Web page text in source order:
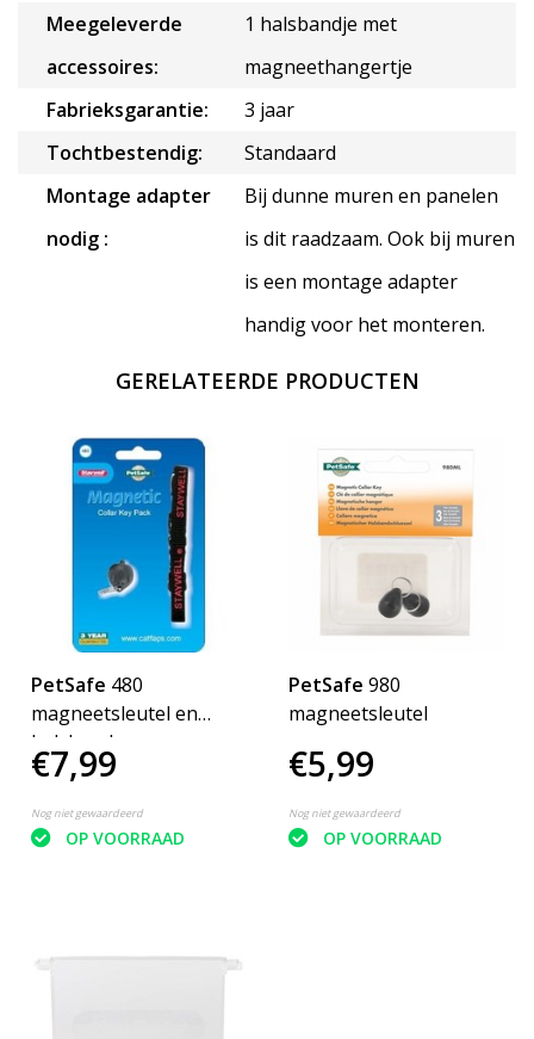
Meegeleverde
accessoires:
1 halsbandje met
magneethangertje
Fabrieksgarantie:
3 jaar
Tochtbestendig:
Standaard
Montage adapter
nodig :
Bij dunne muren en panelen
is dit raadzaam. Ook bij muren
is een montage adapter
handig voor het monteren.
GERELATEERDE PRODUCTEN
PetSafe 480
magneetsleutel en
halsband
€7,99
Nog niet gewaardeerd
OP VOORRAAD
PetSafe 980
magneetsleutel
€5,99
Nog niet gewaardeerd
OP VOORRAAD